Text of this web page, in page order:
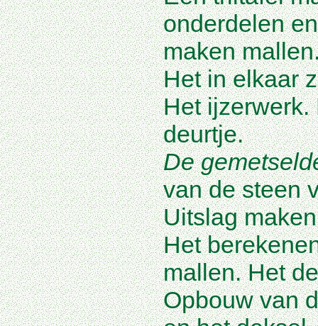
onderdelen
maken
Het in elkaar
Het ijzerwerk.
deurtje.
De
van de steen
Uitslag
Het
mallen. Het
Opbouw van